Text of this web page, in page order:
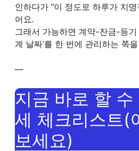
인하다가 “이 정도로 하루가 치
어요.
그래서 가능하면 계약-잔금-등기
계 날짜’를 한 번에 관리하는 쪽
—
지금 바로 할 수
세 체크리스트(
보세요)